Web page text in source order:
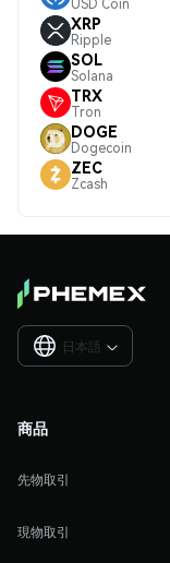
USD Coin
XRP
Ripple
SOL
Solana
TRX
Tron
DOGE
Dogecoin
ZEC
Zcash
日本語 
商品
先物取引
現物取引